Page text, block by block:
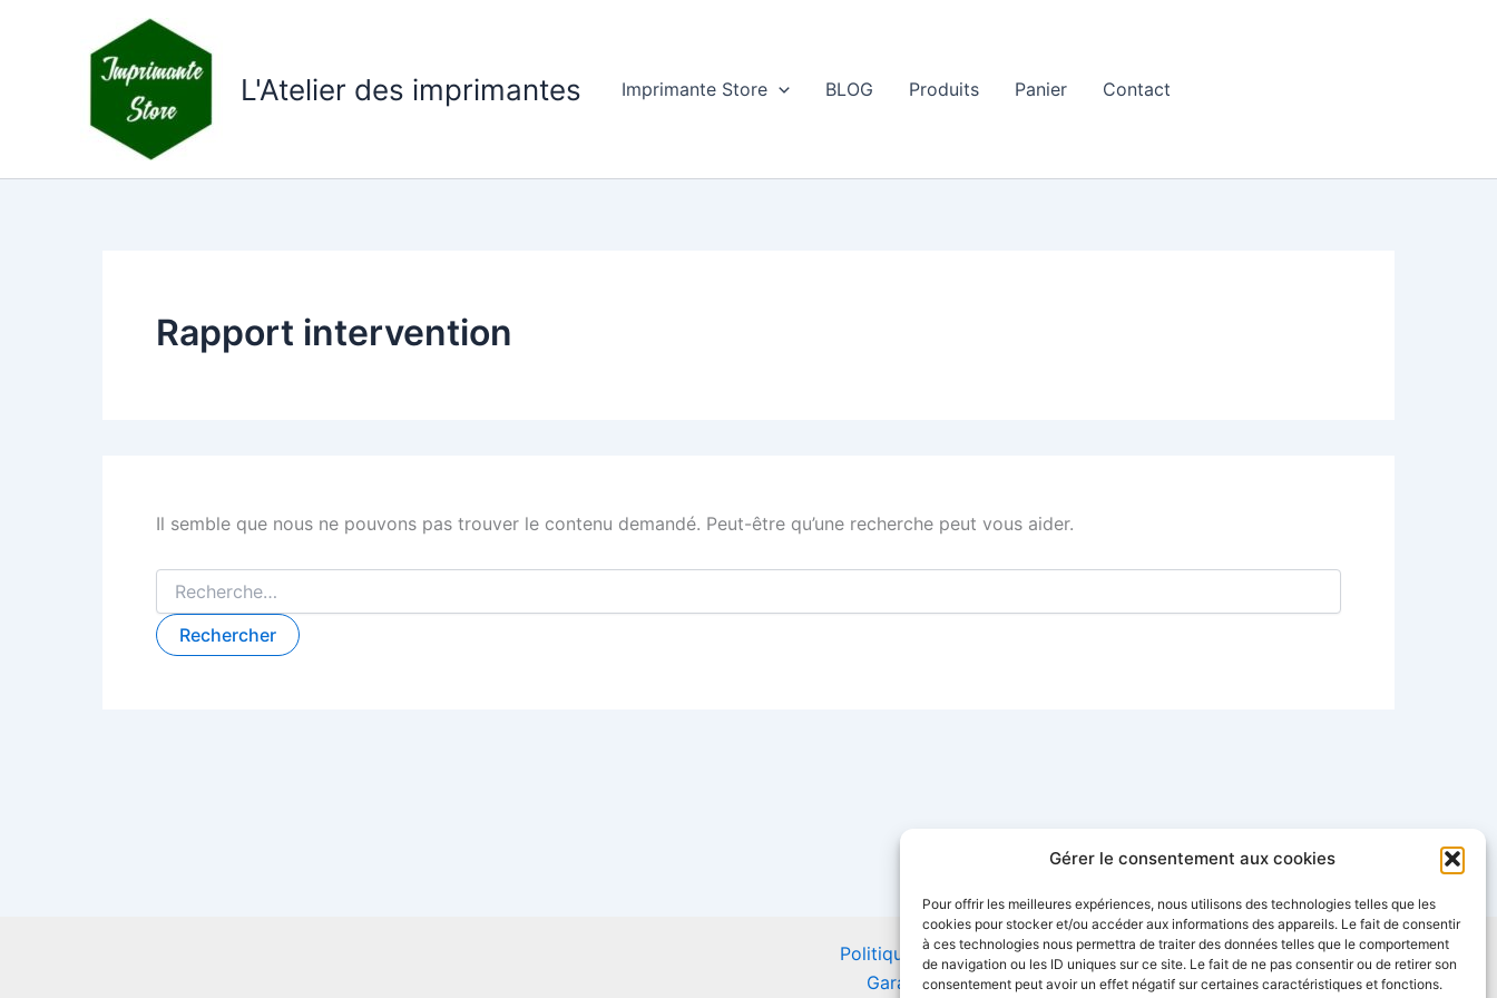
Gérer le consentement aux cookies
Pour offrir les meilleures expériences, nous utilisons des technologies telles que les
cookies pour stocker et/ou accéder aux informations des appareils. Le fait de consentir
à ces technologies nous permettra de traiter des données telles que le comportement
de navigation ou les ID uniques sur ce site. Le fait de ne pas consentir ou de retirer son
consentement peut avoir un effet négatif sur certaines caractéristiques et fonctions.
L'Atelier des imprimantes Imprimante Store BLOG Produits Panier Contact
Rapport intervention
Il semble que nous ne pouvons pas trouver le contenu demandé. Peut-être qu’une recherche peut vous aider.
Rechercher :
Politique de confidentialité
Conditions Générales de Vente
Garantie Imprimante Store
FAQ : Questions fréquentes